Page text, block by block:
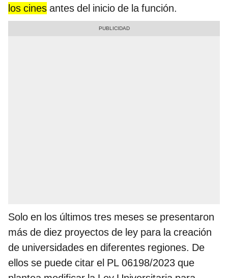
los cines antes del inicio de la función.
Solo en los últimos tres meses se presentaron
más de diez proyectos de ley para la creación
de universidades en diferentes regiones. De
ellos se puede citar el PL 06198/2023 que